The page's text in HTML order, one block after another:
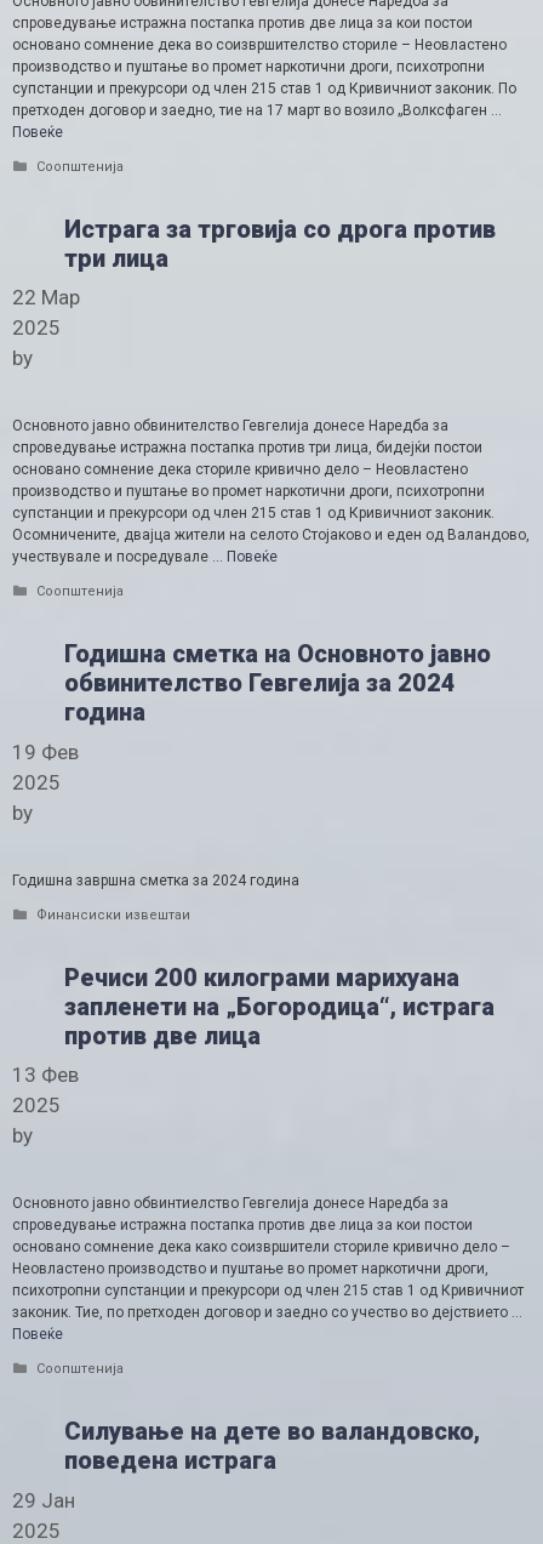
спроведување истражна постапка против две лица за кои постои
основано сомнение дека во соизвршителство сториле – Неовластено
производство и пуштање во промет наркотични дроги, психотропни
супстанции и прекурсори од член 215 став 1 од Кривичниот законик. По
претходен договор и заедно, тие на 17 март во возило „Волксфаген …
Повеќе
Categories
Соопштенија
Истрага за трговија со дрога против
три лица
22 Мар
2025
by
Основното јавно обвинителство Гевгелија донесе Наредба за
спроведување истражна постапка против три лица, бидејќи постои
основано сомнение дека сториле кривично дело – Неовластено
производство и пуштање во промет наркотични дроги, психотропни
супстанции и прекурсори од член 215 став 1 од Кривичниот законик.
Осомничените, двајца жители на селото Стојаково и еден од Валандово,
учествувале и посредувале … Повеќе
Categories
Соопштенија
Годишна сметка на Основното јавно
обвинителство Гевгелија за 2024
година
19 Фев
2025
by
Годишна завршна сметка за 2024 година
Categories
Финансиски извештаи
Речиси 200 килограми марихуана
запленети на „Богородица“, истрага
против две лица
13 Фев
2025
by
Основното јавно обвинтиелство Гевгелија донесе Наредба за
спроведување истражна постапка против две лица за кои постои
основано сомнение дека како соизвршители сториле кривично дело –
Неовластено производство и пуштање во промет наркотични дроги,
психотропни супстанции и прекурсори од член 215 став 1 од Кривичниот
законик. Тие, по претходен договор и заедно со учество во дејствието …
Повеќе
Categories
Соопштенија
Силување на дете во валандовско,
поведена истрага
29 Јан
2025